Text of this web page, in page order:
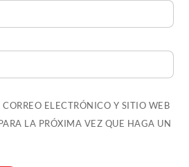
ELECTRÓNICO Y SITIO WEB
LA PRÓXIMA VEZ QUE HAGA UN